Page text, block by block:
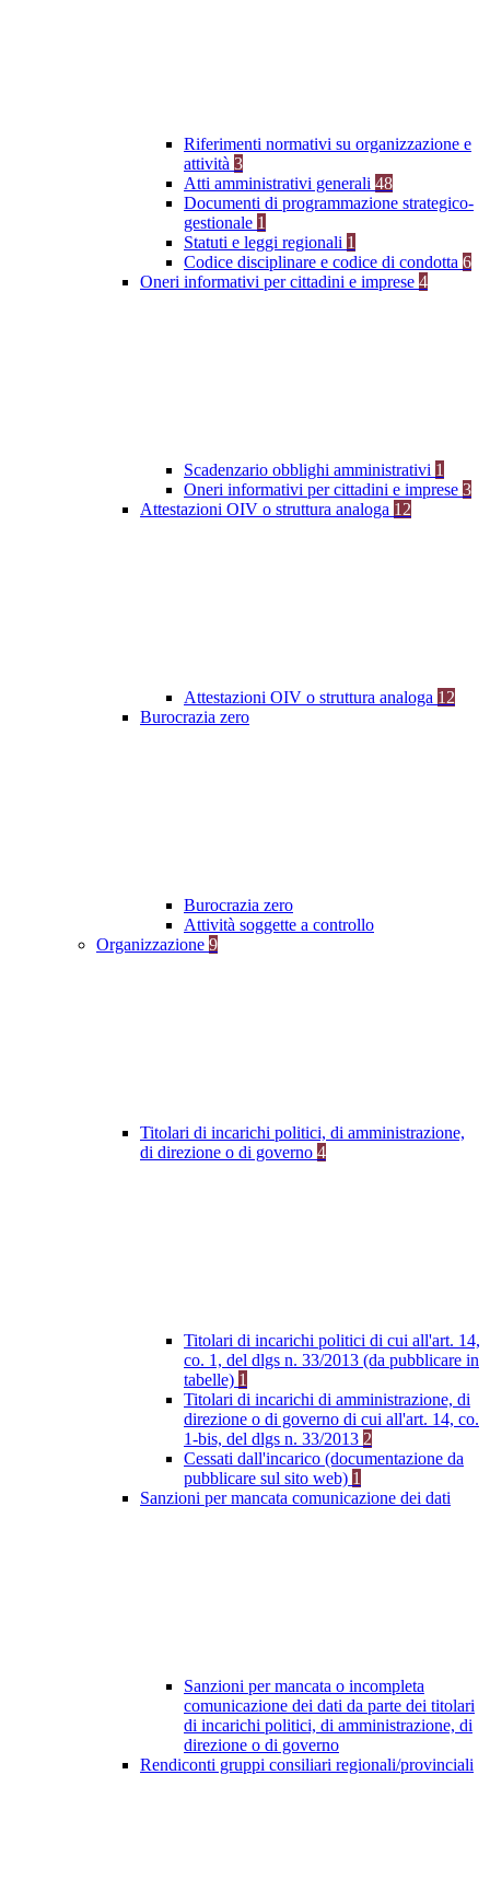
Riferimenti normativi su organizzazione e
attività 3
Atti amministrativi generali 48
Documenti di programmazione strategico-
gestionale 1
Statuti e leggi regionali 1
Codice disciplinare e codice di condotta 6
Oneri informativi per cittadini e imprese 4
Scadenzario obblighi amministrativi 1
Oneri informativi per cittadini e imprese 3
Attestazioni OIV o struttura analoga 12
Attestazioni OIV o struttura analoga 12
Burocrazia zero
Burocrazia zero
Attività soggette a controllo
Organizzazione 9
Titolari di incarichi politici, di amministrazione,
di direzione o di governo 4
Titolari di incarichi politici di cui all'art. 14,
co. 1, del dlgs n. 33/2013 (da pubblicare in
tabelle) 1
Titolari di incarichi di amministrazione, di
direzione o di governo di cui all'art. 14, co.
1-bis, del dlgs n. 33/2013 2
Cessati dall'incarico (documentazione da
pubblicare sul sito web) 1
Sanzioni per mancata comunicazione dei dati
Sanzioni per mancata o incompleta
comunicazione dei dati da parte dei titolari
di incarichi politici, di amministrazione, di
direzione o di governo
Rendiconti gruppi consiliari regionali/provinciali